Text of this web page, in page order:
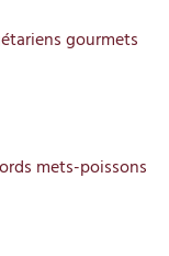
gourmets
mets-poissons